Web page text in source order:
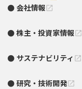
会社情報open_in_new
株主・投資家情報open_in_new
サステナビリティ open_in_new
研究・技術開発open_in_new